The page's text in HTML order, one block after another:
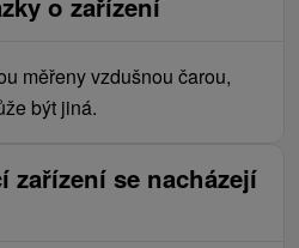
měřeny vzdušnou čarou,
být jiná.
zařízení se nacházejí